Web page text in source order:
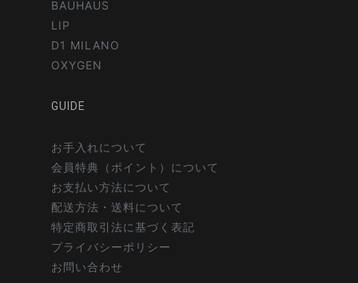
BAUHAUS
LIP
D1 MILANO
OXYGEN
GUIDE
お手入れについて
会員特典（ポイント）について
お支払い方法について
配送方法・送料について
特定商取引法に基づく表記
プライバシーポリシー
お問い合わせ